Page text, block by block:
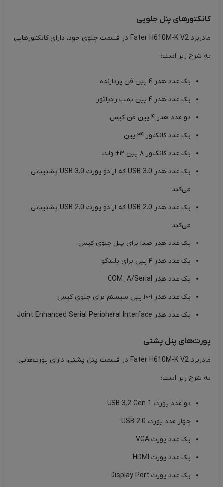
کانکتورهای پنل جلویی
مادربرد Fater H610M-K V2 در قسمت جلوی خود، دارای کانکتورهایی
به شرح زیر است:
یک عدد هدر ۴ پین فن پردازنده
یک عدد هدر ۴ پین پمپ رادیاتور
دو عدد هدر ۴ پین فن کیس
یک عدد کانکتور ۲۴ پین
یک عدد کانکتور ۸ پین ۱۲+ ولت
یک عدد هدر USB 3.0 که از دو پورت USB 3.0 پشتیبانی
می‌کند
یک عدد هدر USB 2.0 که از دو پورت USB 2.0 پشتیبانی
می‌کند
یک عدد هدر صدا برای پنل جلوی کیس
یک عدد هدر ۴ پین برای بلندگو
یک عدد هدر COM_A/Serial
یک عدد هدر ۱-۱۰ پین سیستم برای جلوی کیس
یک عدد هدر Joint Enhanced Serial Peripheral Interface
پورت‌های پنل پشتی
مادربرد Fater H610M-K V2 در قسمت پنل پشتی، دارای پورت‌هایی
به شرح زیر است:
دو عدد پورت USB 3.2 Gen 1
چهار عدد پورت USB 2.0
یک عدد پورت VGA
یک عدد پورت HDMI
یک عدد پورت Display Port